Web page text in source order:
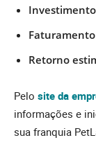
Retorno
Pelo site da
informações e
sua franquia